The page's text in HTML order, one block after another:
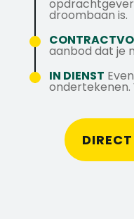
droombaan is.
aanbod dat je
IN DIENST
ondertekenen.